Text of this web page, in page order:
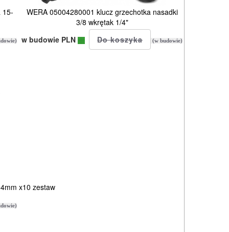
15-
WERA 05004280001 klucz grzechotka nasadki
3/8 wkrętak 1/4"
w budowie PLN
(w budowie)
x10 zestaw